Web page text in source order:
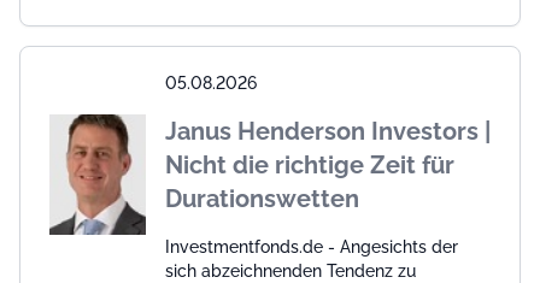
05.08.2026
Janus Henderson Investors |
Nicht die richtige Zeit für
Durationswetten
Investmentfonds.de - Angesichts der
sich abzeichnenden Tendenz zu